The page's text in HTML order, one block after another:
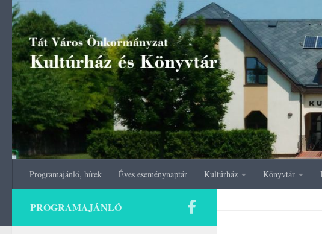
Skip to content
Programajánló, hírek Éves eseménynaptár Kultúrház Könyvtár
PROGRAMAJÁNLÓ